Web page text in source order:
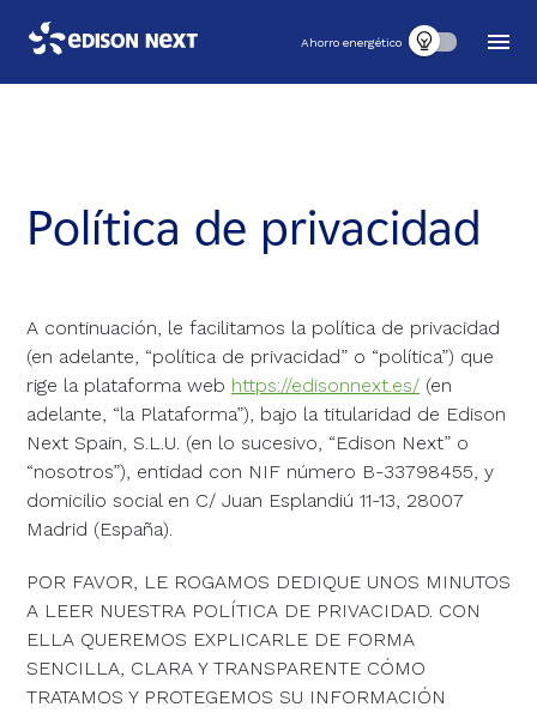
Ahorro energético
Política de privacidad
A continuación, le facilitamos la política de privacidad
(en adelante, “política de privacidad” o “política”) que
rige la plataforma web https://edisonnext.es/ (en
adelante, “la Plataforma”), bajo la titularidad de Edison
Next Spain, S.L.U. (en lo sucesivo, “Edison Next” o
“nosotros”), entidad con NIF número B-33798455, y
domicilio social en C/ Juan Esplandiú 11-13, 28007
Madrid (España).
POR FAVOR, LE ROGAMOS DEDIQUE UNOS MINUTOS
A LEER NUESTRA POLÍTICA DE PRIVACIDAD. CON
ELLA QUEREMOS EXPLICARLE DE FORMA
SENCILLA, CLARA Y TRANSPARENTE CÓMO
TRATAMOS Y PROTEGEMOS SU INFORMACIÓN